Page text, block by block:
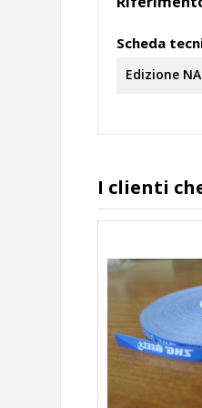
Scheda
Edizione
I clienti